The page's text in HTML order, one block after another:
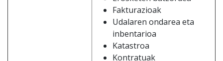
Fakturazioak
Udalaren ondarea eta
inbentarioa
Katastroa
Kontratuak